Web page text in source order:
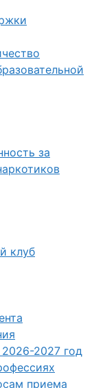
за
клуб
2027 год
приема